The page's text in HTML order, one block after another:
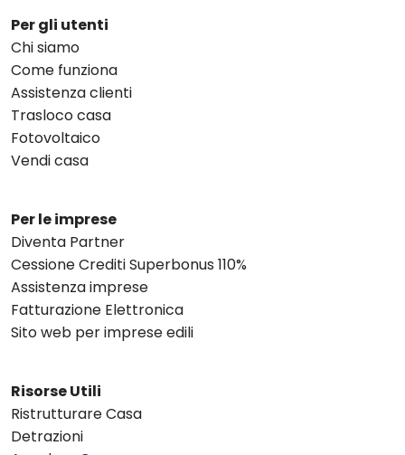
Per gli utenti
Chi siamo
Come funziona
Assistenza clienti
Trasloco casa
Fotovoltaico
Vendi casa
Per le imprese
Diventa Partner
Cessione Crediti Superbonus 110%
Assistenza imprese
Fatturazione Elettronica
Sito web per imprese edili
Risorse Utili
Ristrutturare Casa
Detrazioni